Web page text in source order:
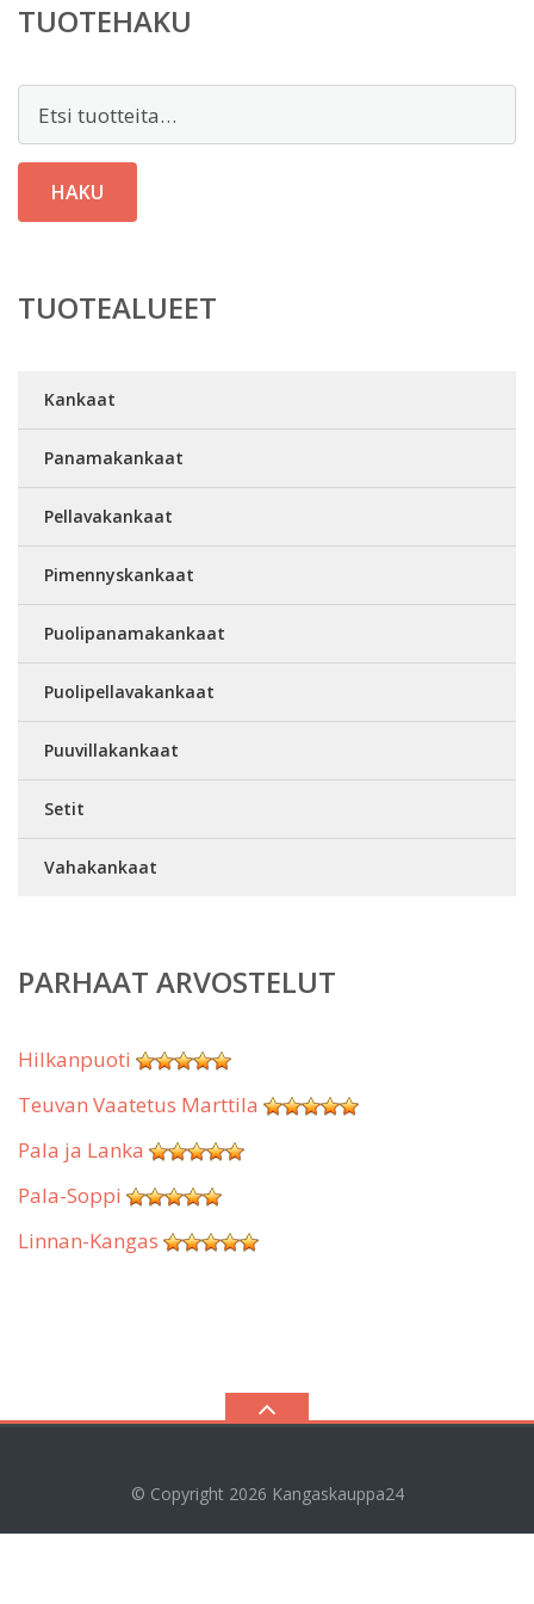
TUOTEHAKU
HAKU
TUOTEALUEET
Kankaat
Panamakankaat
Pellavakankaat
Pimennyskankaat
Puolipanamakankaat
Puolipellavakankaat
Puuvillakankaat
Setit
Vahakankaat
PARHAAT ARVOSTELUT
Hilkanpuoti
Teuvan Vaatetus Marttila
Pala ja Lanka
Pala-Soppi
Linnan-Kangas
© Copyright 2026 Kangaskauppa24